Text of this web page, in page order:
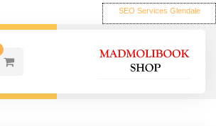
SEO Services Glendale